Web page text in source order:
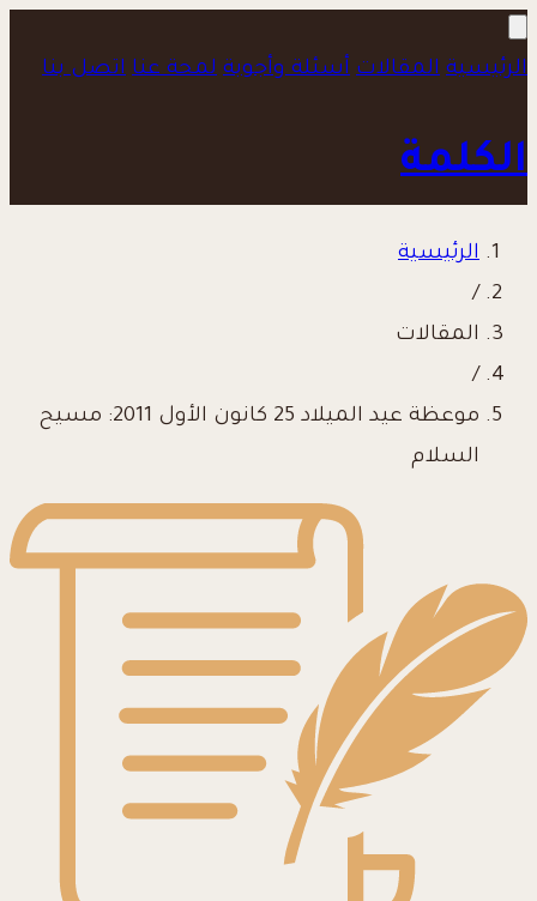
الرئيسية المقالات أسئلة وأجوبة لمحة عنا اتصل بنا
الكلمة
الرئيسية
/
المقالات
/
موعظة عيد الميلاد 25 كانون الأول 2011: مسيح
السلام